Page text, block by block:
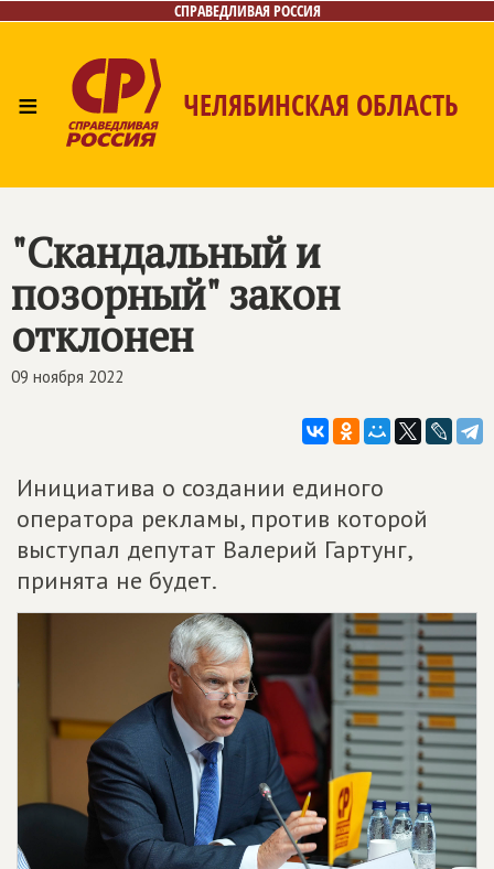
СПРАВЕДЛИВАЯ РОССИЯ
≡ ЧЕЛЯБИНСКАЯ ОБЛАСТЬ
Контакты
"Скандальный и
позорный" закон
отклонен
09 ноября 2022
Инициатива о создании единого
оператора рекламы, против которой
выступал депутат Валерий Гартунг,
принята не будет.